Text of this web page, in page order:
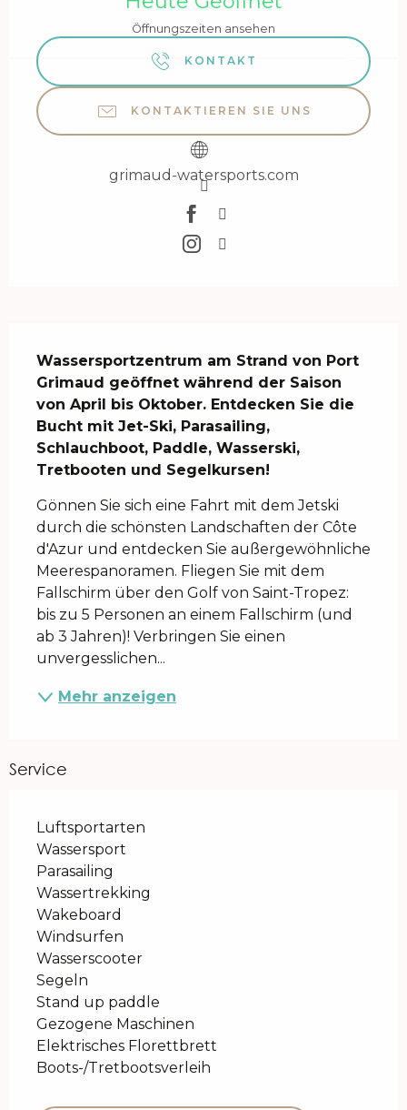
Öffnungszeiten ansehen
KONTAKT
KONTAKTIEREN SIE UNS
grimaud-watersports.com
Wassersportzentrum am Strand von Port
Grimaud geöffnet während der Saison
von April bis Oktober. Entdecken Sie die
Bucht mit Jet-Ski, Parasailing,
Schlauchboot, Paddle, Wasserski,
Tretbooten und Segelkursen!
Gönnen Sie sich eine Fahrt mit dem Jetski
durch die schönsten Landschaften der Côte
d'Azur und entdecken Sie außergewöhnliche
Meerespanoramen. Fliegen Sie mit dem
Fallschirm über den Golf von Saint-Tropez:
bis zu 5 Personen an einem Fallschirm (und
ab 3 Jahren)! Verbringen Sie einen
unvergesslichen...
Mehr anzeigen
Service
Luftsportarten
Wassersport
Parasailing
Wassertrekking
Wakeboard
Windsurfen
Wasserscooter
Segeln
Stand up paddle
Gezogene Maschinen
Elektrisches Florettbrett
Boots-/Tretbootsverleih